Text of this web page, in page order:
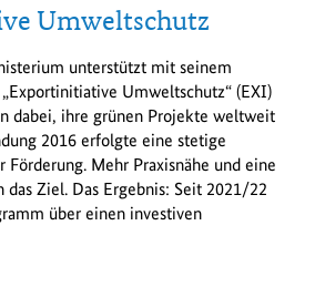
Umweltschutz
unterstützt mit seinem
Umweltschutz“ (EXI)
dabei, ihre grünen Projekte weltweit
2016 erfolgte eine stetige
Mehr Praxisnähe und eine
Ziel. Das Ergebnis: Seit 2021/22
über einen investiven